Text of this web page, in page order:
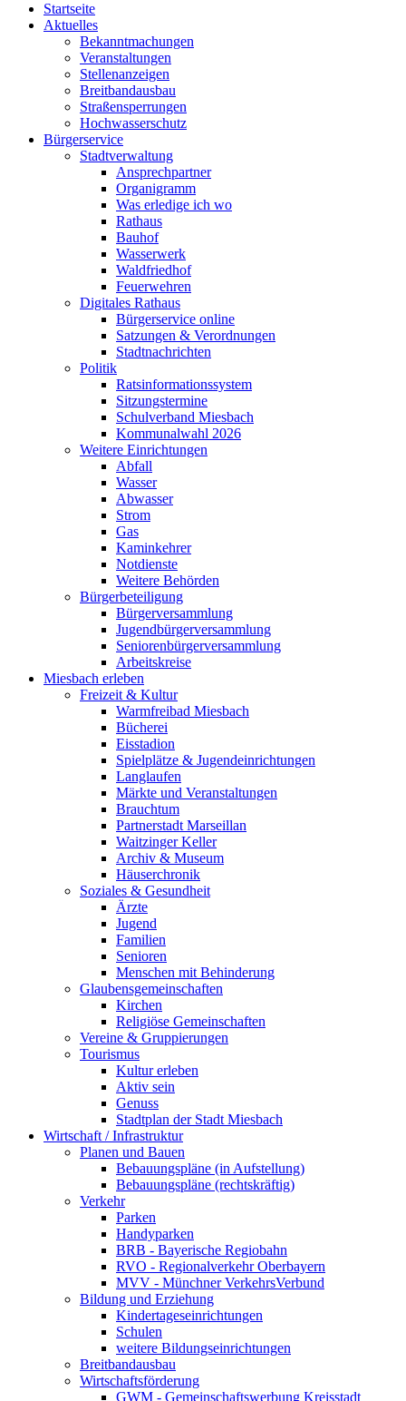
Startseite
Aktuelles
Bekanntmachungen
Veranstaltungen
Stellenanzeigen
Breitbandausbau
Straßensperrungen
Hochwasserschutz
Bürgerservice
Stadtverwaltung
Ansprechpartner
Organigramm
Was erledige ich wo
Rathaus
Bauhof
Wasserwerk
Waldfriedhof
Feuerwehren
Digitales Rathaus
Bürgerservice online
Satzungen & Verordnungen
Stadtnachrichten
Politik
Ratsinformationssystem
Sitzungstermine
Schulverband Miesbach
Kommunalwahl 2026
Weitere Einrichtungen
Abfall
Wasser
Abwasser
Strom
Gas
Kaminkehrer
Notdienste
Weitere Behörden
Bürgerbeteiligung
Bürgerversammlung
Jugendbürgerversammlung
Seniorenbürgerversammlung
Arbeitskreise
Miesbach erleben
Freizeit & Kultur
Warmfreibad Miesbach
Bücherei
Eisstadion
Spielplätze & Jugendeinrichtungen
Langlaufen
Märkte und Veranstaltungen
Brauchtum
Partnerstadt Marseillan
Waitzinger Keller
Archiv & Museum
Häuserchronik
Soziales & Gesundheit
Ärzte
Jugend
Familien
Senioren
Menschen mit Behinderung
Glaubensgemeinschaften
Kirchen
Religiöse Gemeinschaften
Vereine & Gruppierungen
Tourismus
Kultur erleben
Aktiv sein
Genuss
Stadtplan der Stadt Miesbach
Wirtschaft / Infrastruktur
Planen und Bauen
Bebauungspläne (in Aufstellung)
Bebauungspläne (rechtskräftig)
Verkehr
Parken
Handyparken
BRB - Bayerische Regiobahn
RVO - Regionalverkehr Oberbayern
MVV - Münchner VerkehrsVerbund
Bildung und Erziehung
Kindertageseinrichtungen
Schulen
weitere Bildungseinrichtungen
Breitbandausbau
Wirtschaftsförderung
GWM - Gemeinschaftswerbung Kreisstadt